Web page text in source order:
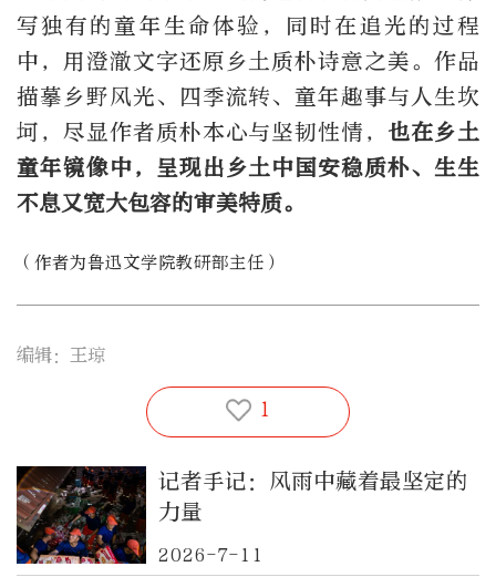
写独有的童年生命体验，同时在追光的过程
中，用澄澈文字还原乡土质朴诗意之美。作品
描摹乡野风光、四季流转、童年趣事与人生坎
坷，尽显作者质朴本心与坚韧性情， 也在乡土
童年镜像中，呈现出乡土中国安稳质朴、生生
不息又宽大包容的审美特质。
（作者为鲁迅文学院教研部主任）
编辑：王琼
1
记者手记：风雨中藏着最坚定的
力量
2026-7-11